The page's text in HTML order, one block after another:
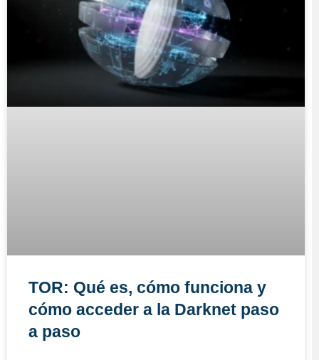
TOR: Qué es, cómo funciona y
cómo acceder a la Darknet paso
a paso